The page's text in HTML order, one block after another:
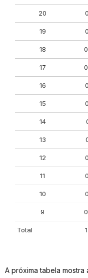
20
19
18
17
16
15
14
13
12
11
10
9
Total
A próxima tabela mostra